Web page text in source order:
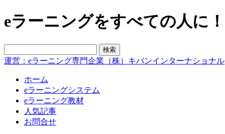
eラーニングをすべての人に
運営：eラーニング専門企業（株）キバンインターナショナル
ホーム
eラーニングシステム
eラーニング教材
人気記事
お問合せ